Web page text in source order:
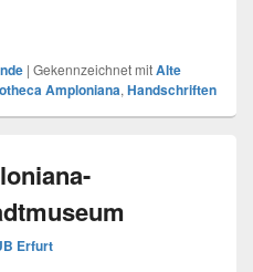
| Gekennzeichnet mitAlte
Amploniana, Handschriften
Erfurt